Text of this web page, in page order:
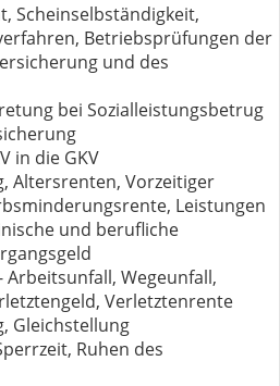
Scheinselbständigkeit,
Betriebsprüfungen der
und des
bei Sozialleistungsbetrug
in die GKV
Altersrenten, Vorzeitiger
Leistungen
und berufliche
Wegeunfall,
Verletztenrente
Gleichstellung
Ruhen des